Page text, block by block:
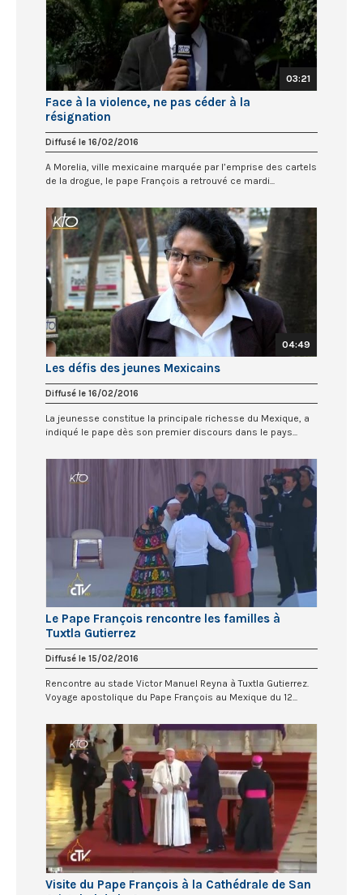
03:21
Face à la violence, ne pas céder à la
résignation
Diffusé le 16/02/2016
A Morelia, ville mexicaine marquée par l’emprise des cartels
de la drogue, le pape François a retrouvé ce mardi...
04:49
Les défis des jeunes Mexicains
Diffusé le 16/02/2016
La jeunesse constitue la principale richesse du Mexique, a
indiqué le pape dès son premier discours dans le pays...
Le Pape François rencontre les familles à
Tuxtla Gutierrez
Diffusé le 15/02/2016
Rencontre au stade Victor Manuel Reyna à Tuxtla Gutierrez.
Voyage apostolique du Pape François au Mexique du 12...
Visite du Pape François à la Cathédrale de San